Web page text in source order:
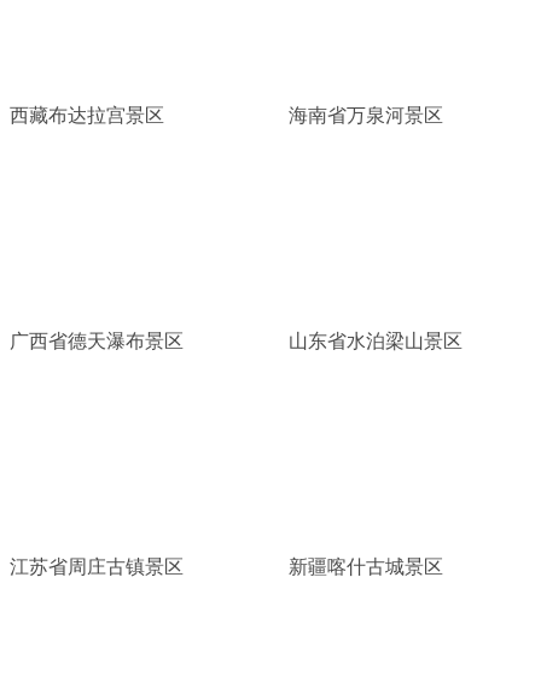
西藏布达拉宫景区 海南省万泉河景区
广西省德天瀑布景区 山东省水泊梁山景区
江苏省周庄古镇景区 新疆喀什古城景区